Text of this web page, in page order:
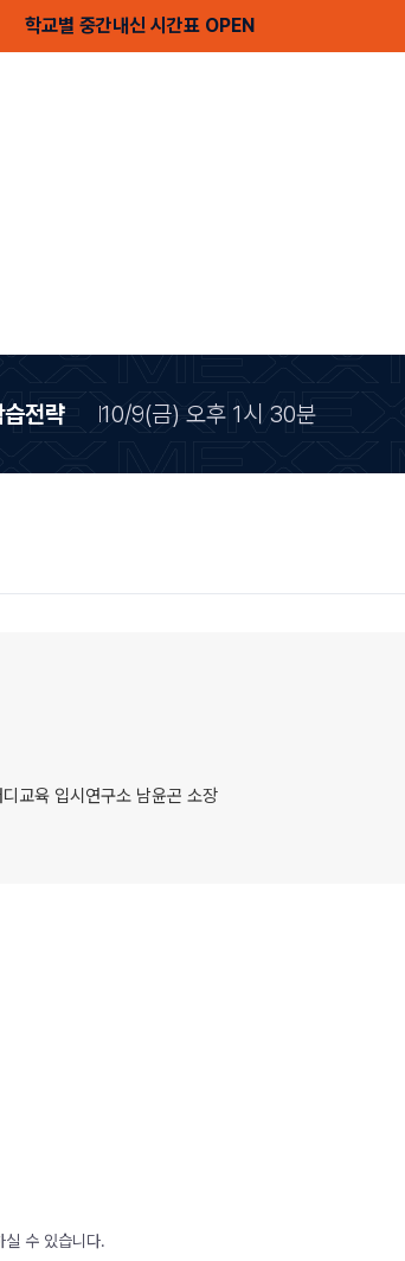
학교별 중간내신 시간표 OPEN
전략 10/9(금) 오후 1시 30분
교육 입시연구소 남윤곤 소장
실 수 있습니다.